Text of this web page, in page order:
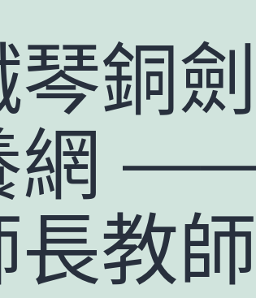
銅
網
教